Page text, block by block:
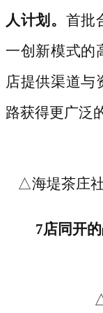
人计划。 首批
一创新模式的
店提供渠道与
路获得更广泛
△海堤茶庄
7店同开